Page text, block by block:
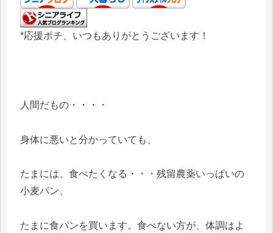
*応援ポチ、いつもありがとうございます！
人間だもの・・・・
身体に悪いと分かっていても、
たまには、食べたくなる・・・残留農薬いっぱいの
小麦パン、
たまに食パンを買います。食べない方が、体調はよ